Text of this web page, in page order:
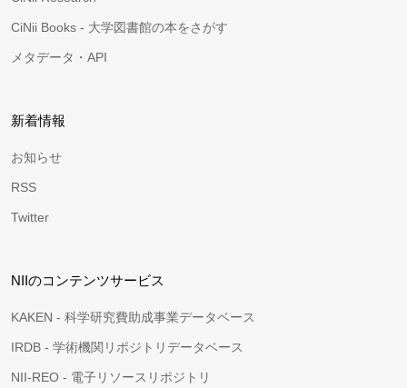
CiNii Books - 大学図書館の本をさがす
メタデータ・API
新着情報
お知らせ
RSS
Twitter
NIIのコンテンツサービス
KAKEN - 科学研究費助成事業データベース
IRDB - 学術機関リポジトリデータベース
NII-REO - 電子リソースリポジトリ